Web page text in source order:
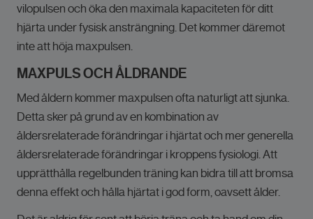
vilopulsen och öka den maximala kapaciteten för ditt
hjärta under fysisk ansträngning. Det kommer däremot
inte att höja maxpulsen.
MAXPULS OCH ÅLDRANDE
Med åldern kommer maxpulsen ofta naturligt att sjunka.
Detta sker på grund av en kombination av
åldersrelaterade förändringar i hjärtat och mer generella
åldersrelaterade förändringar i kroppens fysiologi. Att
upprätthålla regelbunden träning kan bidra till att bromsa
denna effekt och hålla hjärtat i god form, oavsett ålder.